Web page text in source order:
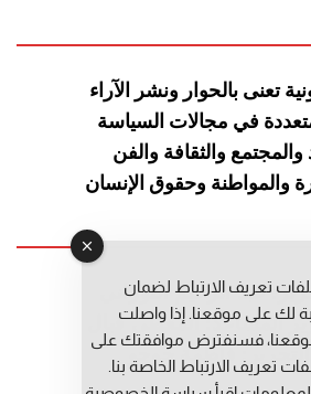
تعنى بالحوار ونشر الآراء
في مجالات السياسة
والمجتمع والثقافة والفن
والمواطنة وحقوق الإنسان
عبد الرحيم التوراني
المساعد: المعطي قبال
التحرير: فاطمة حوحو
تعريف الارتباط لضمان
لك على موقعنا. إذا واصلت
فسنفترض موافقتك على
تعريف الارتباط الخاصة بنا.